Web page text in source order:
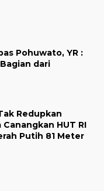
Pohuwato, YR :
dari
Redupkan
HUT RI
Putih 81 Meter